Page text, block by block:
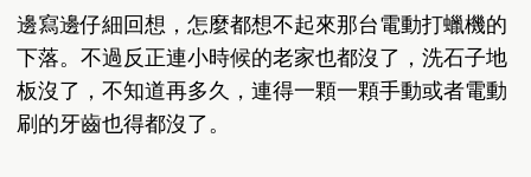
邊寫邊仔細回想，怎麼都想不起來那台電動打蠟機的
下落。不過反正連小時候的老家也都沒了，洗石子地
板沒了，不知道再多久，連得一顆一顆手動或者電動
刷的牙齒也得都沒了。